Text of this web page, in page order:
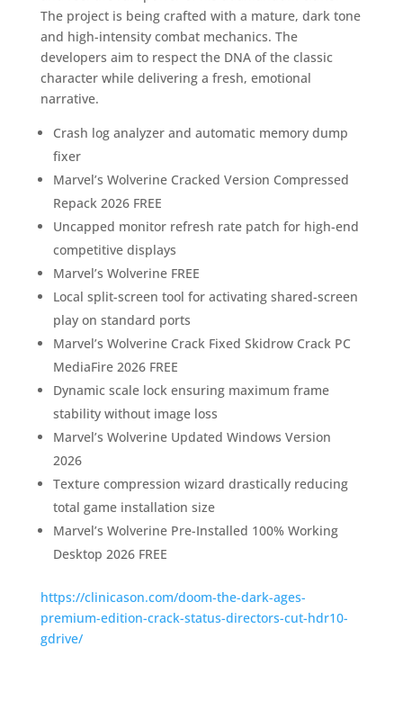
The project is being crafted with a mature, dark tone
and high-intensity combat mechanics. The
developers aim to respect the DNA of the classic
character while delivering a fresh, emotional
narrative.
Crash log analyzer and automatic memory dump
fixer
Marvel’s Wolverine Cracked Version Compressed
Repack 2026 FREE
Uncapped monitor refresh rate patch for high-end
competitive displays
Marvel’s Wolverine FREE
Local split-screen tool for activating shared-screen
play on standard ports
Marvel’s Wolverine Crack Fixed Skidrow Crack PC
MediaFire 2026 FREE
Dynamic scale lock ensuring maximum frame
stability without image loss
Marvel’s Wolverine Updated Windows Version
2026
Texture compression wizard drastically reducing
total game installation size
Marvel’s Wolverine Pre-Installed 100% Working
Desktop 2026 FREE
https://clinicason.com/doom-the-dark-ages-
premium-edition-crack-status-directors-cut-hdr10-
gdrive/